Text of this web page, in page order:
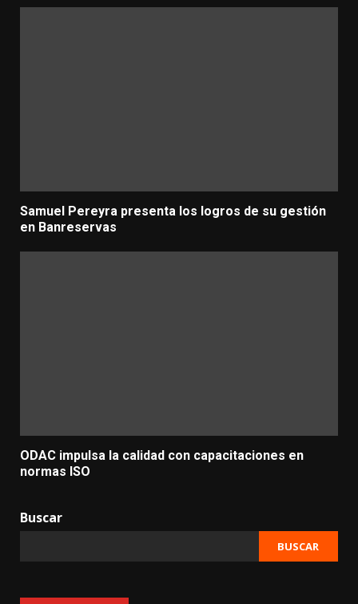
Samuel Pereyra presenta los logros de su gestión
en Banreservas
ODAC impulsa la calidad con capacitaciones en
normas ISO
Buscar
BUSCAR